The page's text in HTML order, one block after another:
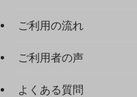
ご利用の流れ
ご利用者の声
よくある質問